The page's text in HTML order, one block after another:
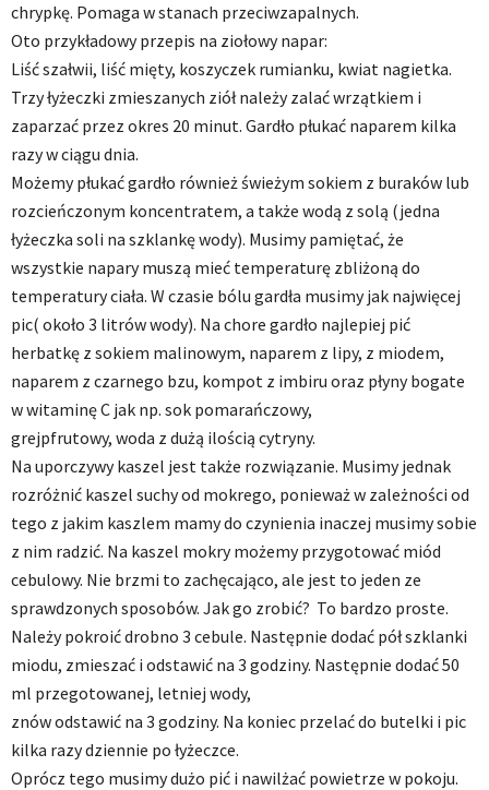
chrypkę. Pomaga w stanach przeciwzapalnych.
Oto przykładowy przepis na ziołowy napar:
Liść szałwii, liść mięty, koszyczek rumianku, kwiat nagietka.
Trzy łyżeczki zmieszanych ziół należy zalać wrzątkiem i
zaparzać przez okres 20 minut. Gardło płukać naparem kilka
razy w ciągu dnia.
Możemy płukać gardło również świeżym sokiem z buraków lub
rozcieńczonym koncentratem, a także wodą z solą (jedna
łyżeczka soli na szklankę wody). Musimy pamiętać, że
wszystkie napary muszą mieć temperaturę zbliżoną do
temperatury ciała. W czasie bólu gardła musimy jak najwięcej
pic( około 3 litrów wody). Na chore gardło najlepiej pić
herbatkę z sokiem malinowym, naparem z lipy, z miodem,
naparem z czarnego bzu, kompot z imbiru oraz płyny bogate
w witaminę C jak np. sok pomarańczowy,
grejpfrutowy, woda z dużą ilością cytryny.
Na uporczywy kaszel jest także rozwiązanie. Musimy jednak
rozróżnić kaszel suchy od mokrego, ponieważ w zależności od
tego z jakim kaszlem mamy do czynienia inaczej musimy sobie
z nim radzić. Na kaszel mokry możemy przygotować miód
cebulowy. Nie brzmi to zachęcająco, ale jest to jeden ze
sprawdzonych sposobów. Jak go zrobić? To bardzo proste.
Należy pokroić drobno 3 cebule. Następnie dodać pół szklanki
miodu, zmieszać i odstawić na 3 godziny. Następnie dodać 50
ml przegotowanej, letniej wody,
znów odstawić na 3 godziny. Na koniec przelać do butelki i pic
kilka razy dziennie po łyżeczce.
Oprócz tego musimy dużo pić i nawilżać powietrze w pokoju.